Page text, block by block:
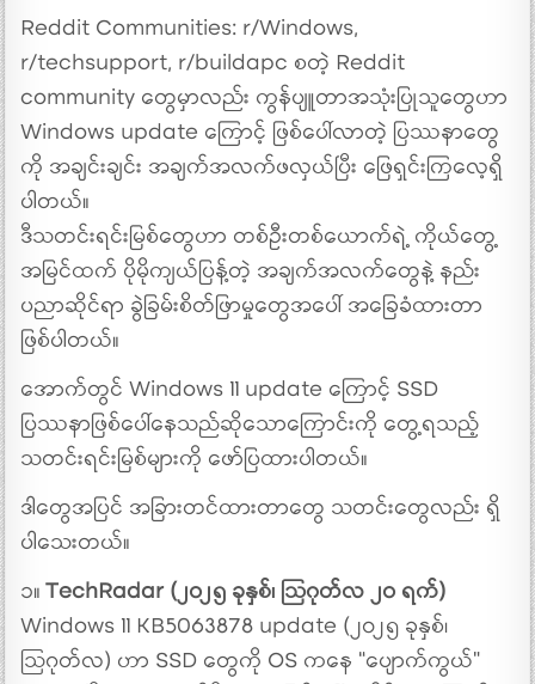
Reddit Communities: r/Windows,
r/techsupport, r/buildapc စတဲ့ Reddit
community တွေမှာလည်း ကွန်ပျူတာအသုံးပြုသူတွေဟာ
Windows update ကြောင့် ဖြစ်ပေါ်လာတဲ့ ပြဿနာတွေ
ကို အချင်းချင်း အချက်အလက်ဖလှယ်ပြီး ဖြေရှင်းကြလေ့ရှိ
ပါတယ်။
ဒီသတင်းရင်းမြစ်တွေဟာ တစ်ဦးတစ်ယောက်ရဲ့ ကိုယ်တွေ့
အမြင်ထက် ပိုမိုကျယ်ပြန့်တဲ့ အချက်အလက်တွေနဲ့ နည်း
ပညာဆိုင်ရာ ခွဲခြမ်းစိတ်ဖြာမှုတွေအပေါ် အခြေခံထားတာ
ဖြစ်ပါတယ်။
အောက်တွင် Windows 11 update ကြောင့် SSD
ပြဿနာဖြစ်ပေါ်နေသည်ဆိုသောကြောင်းကို တွေ့ရသည့်
သတင်းရင်းမြစ်များကို ဖော်ပြထားပါတယ်။
ဒါတွေအပြင် အခြားတင်ထားတာတွေ သတင်းတွေလည်း ရှိ
ပါသေးတယ်။
၁။TechRadar (၂၀၂၅ ခုနှစ်၊ ဩဂုတ်လ ၂၀ ရက်)
Windows 11 KB5063878 update (၂၀၂၅ ခုနှစ်၊
ဩဂုတ်လ) ဟာ SSD တွေကို OS ကနေ “ပျောက်ကွယ်”